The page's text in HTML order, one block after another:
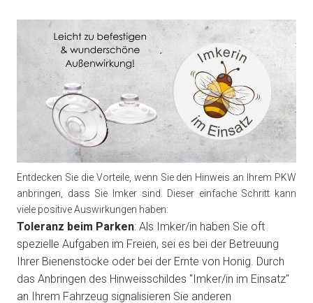
Entdecken Sie die Vorteile, wenn Sie den Hinweis an Ihrem PKW
anbringen, dass Sie Imker sind. Dieser einfache Schritt kann
viele positive Auswirkungen haben:
Toleranz beim Parken: Als Imker/in haben Sie oft
spezielle Aufgaben im Freien, sei es bei der Betreuung
Ihrer Bienenstöcke oder bei der Ernte von Honig. Durch
das Anbringen des Hinweisschildes "Imker/in im Einsatz"
an Ihrem Fahrzeug signalisieren Sie anderen